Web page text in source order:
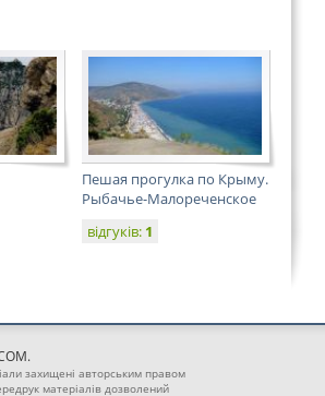
Пешая прогулка по Крыму.
Рыбачье-Малореченское
відгуків: 1
захищені авторським правом
матеріалів дозволений